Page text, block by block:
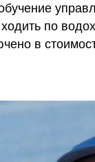
по
в